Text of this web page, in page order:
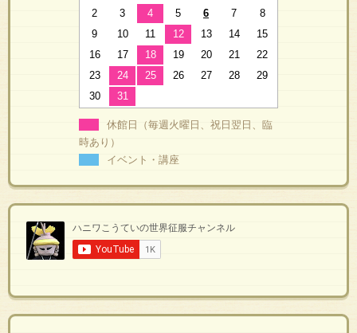
2
3 4 5 6 7
8
9
10 11 12 13 14
15
16
17 18 19 20 21
22
23
24 25 26 27 28
29
30
31
休館日（毎週火曜日、祝日翌日、臨
時あり）
イベント・講座